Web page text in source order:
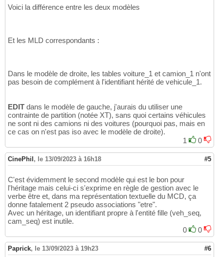
Voici la différence entre les deux modèles
Et les MLD correspondants :
Dans le modèle de droite, les tables voiture_1 et camion_1 n'ont
pas besoin de complément à l'identifiant hérité de vehicule_1.
EDIT dans le modèle de gauche, j'aurais du utiliser une
contrainte de partition (notée XT), sans quoi certains véhicules
ne sont ni des camions ni des voitures (pourquoi pas, mais en
ce cas on n'est pas iso avec le modèle de droite).
1
0
CinePhil, le 13/09/2023 à 16h18 #5
C'est évidemment le second modèle qui est le bon pour
l'héritage mais celui-ci s'exprime en règle de gestion avec le
verbe être et, dans ma représentation textuelle du MCD, ça
donne fatalement 2 pseudo associations "etre".
Avec un héritage, un identifiant propre à l'entité fille (veh_seq,
cam_seq) est inutile.
0
0
Paprick, le 13/09/2023 à 19h23 #6